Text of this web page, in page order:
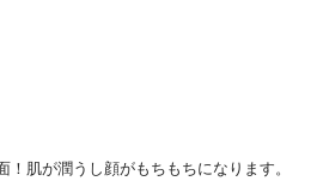
肌が潤うし顔がもちもちになります。